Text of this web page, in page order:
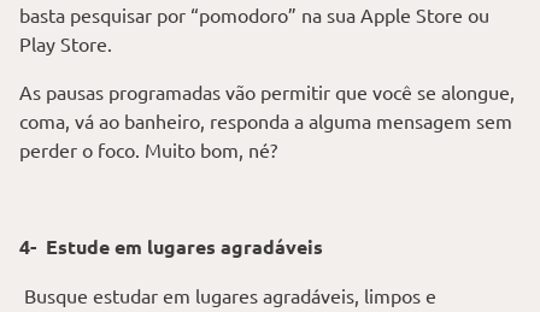
basta pesquisar por “pomodoro” na sua Apple Store ou
Play Store.
As pausas programadas vão permitir que você se alongue,
coma, vá ao banheiro, responda a alguma mensagem sem
perder o foco. Muito bom, né?
4- Estude em lugares agradáveis
Busque estudar em lugares agradáveis, limpos e